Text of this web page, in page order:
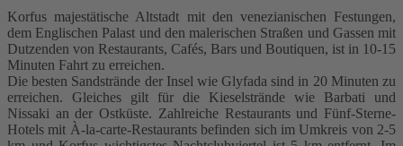
Korfus majestätische Altstadt mit den venezianischen Festungen,
dem Englischen Palast und den malerischen Straßen und Gassen mit
Dutzenden von Restaurants, Cafés, Bars und Boutiquen, ist in 10-15
Minuten Fahrt zu erreichen.
Die besten Sandstrände der Insel wie Glyfada sind in 20 Minuten zu
erreichen. Gleiches gilt für die Kieselstrände wie Barbati und
Nissaki an der Ostküste. Zahlreiche Restaurants und Fünf-Sterne-
Hotels mit À-la-carte-Restaurants befinden sich im Umkreis von 2-5